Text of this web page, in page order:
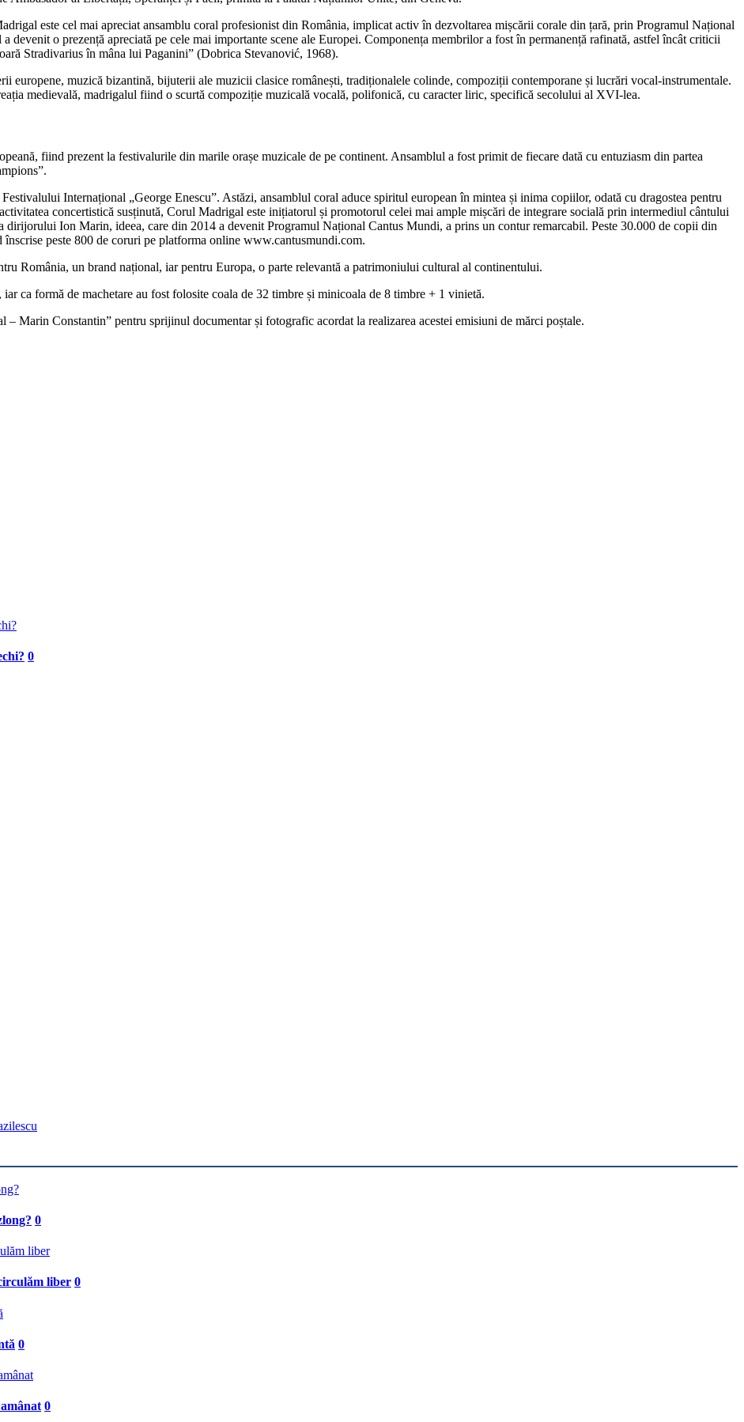
este cel mai apreciat ansamblu coral profesionist din România, implicat activ în dezvoltarea mișcării corale din țară, prin Programul Național
o prezență apreciată pe cele mai importante scene ale Europei. Componența membrilor a fost în permanență rafinată, astfel încât criticii
Stradivarius în mâna lui Paganini” (Dobrica Stevanović, 1968).
europene, muzică bizantină, bijuterii ale muzicii clasice românești, tradiționalele colinde, compoziții contemporane și lucrări vocal-instrumentale.
medievală, madrigalul fiind o scurtă compoziție muzicală vocală, polifonică, cu caracter liric, specifică secolului al XVI-lea.
fiind prezent la festivalurile din marile orașe muzicale de pe continent. Ansamblul a fost primit de fiecare dată cu entuziasm din partea
Internațional „George Enescu”. Astăzi, ansamblul coral aduce spiritul european în mintea și inima copiilor, odată cu dragostea pentru
concertistică susținută, Corul Madrigal este inițiatorul și promotorul celei mai ample mișcări de integrare socială prin intermediul cântului
Ion Marin, ideea, care din 2014 a devenit Programul Național Cantus Mundi, a prins un contur remarcabil. Peste 30.000 de copii din
peste 800 de coruri pe platforma online www.cantusmundi.com.
România, un brand național, iar pentru Europa, o parte relevantă a patrimoniului cultural al continentului.
ca formă de machetare au fost folosite coala de 32 timbre și minicoala de 8 timbre + 1 vinietă.
Marin Constantin” pentru sprijinul documentar și fotografic acordat la realizarea acestei emisiuni de mărci poștale.
0
0
liber 0
0
0